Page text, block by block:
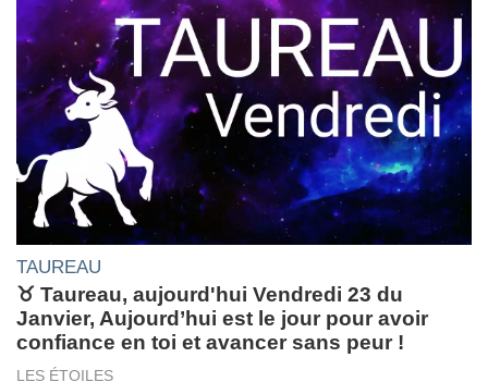
TAUREAU
♉ Taureau, aujourd'hui Vendredi 23 du
Janvier, Aujourd’hui est le jour pour avoir
confiance en toi et avancer sans peur !
LES ÉTOILES